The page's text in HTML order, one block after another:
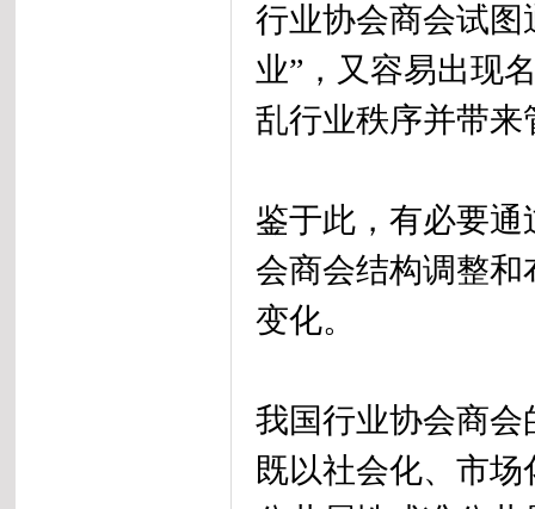
行业协会商会试图
业”，又容易出现
乱行业秩序并带来
鉴于此，有必要
会商会结构调整
变化。
我国行业协会商
既以社会化、市